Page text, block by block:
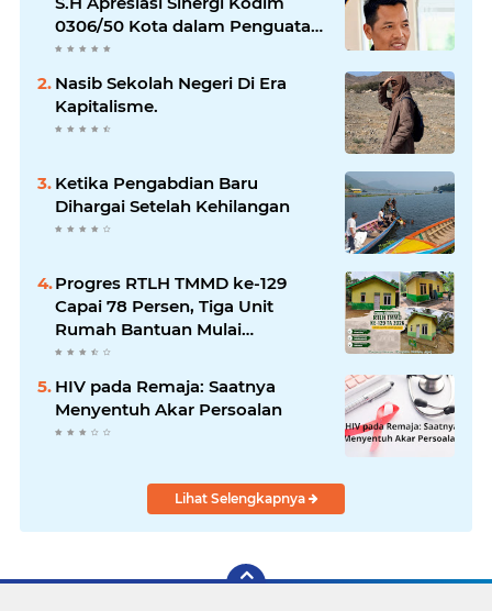
0306/50 Kota dalam Penguatan
Mitigasi dan Penanganan
Nasib Sekolah Negeri Di Era
Kapitalisme.
Ketika Pengabdian Baru
Dihargai Setelah Kehilangan
Progres RTLH TMMD ke-129
Capai 78 Persen, Tiga Unit
Rumah Bantuan Mulai
Rampung
HIV pada Remaja: Saatnya
Menyentuh Akar Persoalan
Lihat Selengkapnya